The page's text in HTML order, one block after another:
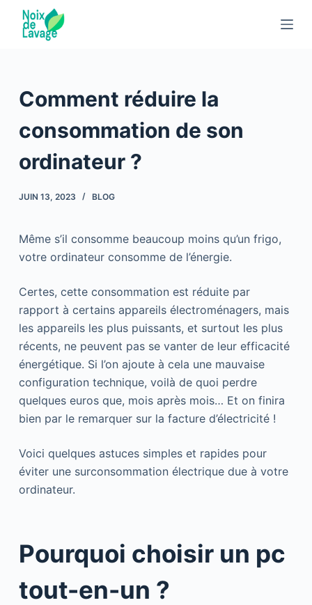
c
n
e
n
Comment réduire la
consommation de son
ordinateur ?
JUIN 13, 2023 BLOG
Même s’il consomme beaucoup moins qu’un frigo,
votre ordinateur consomme de l’énergie.
Certes, cette consommation est réduite par
rapport à certains appareils électroménagers, mais
les appareils les plus puissants, et surtout les plus
récents, ne peuvent pas se vanter de leur efficacité
énergétique. Si l’on ajoute à cela une mauvaise
configuration technique, voilà de quoi perdre
quelques euros que, mois après mois… Et on finira
bien par le remarquer sur la facture d’électricité !
Voici quelques astuces simples et rapides pour
éviter une surconsommation électrique due à votre
ordinateur.
Pourquoi choisir un pc
tout-en-un ?